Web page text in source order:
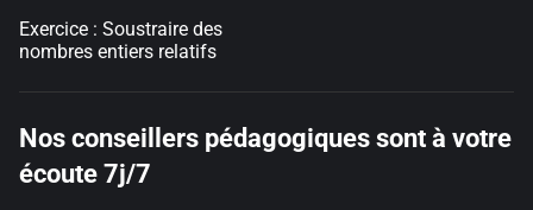
Exercice : Soustraire des
nombres entiers relatifs
Nos conseillers pédagogiques sont à votre
écoute 7j/7